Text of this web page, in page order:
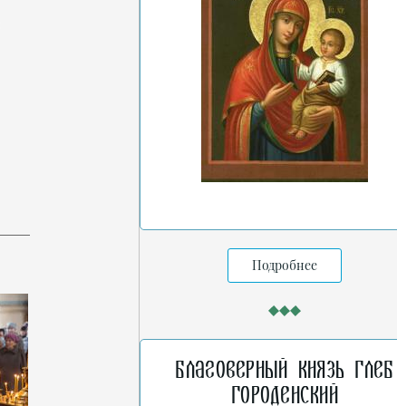
Подробнее
Благоверный князь Глеб
Городенский